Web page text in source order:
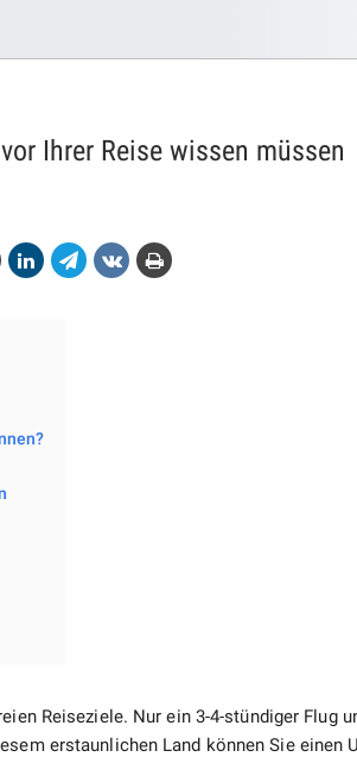
Ihrer Reise wissen müssen
Reiseziele. Nur ein 3-4-stündiger Flug
erstaunlichen Land können Sie einen